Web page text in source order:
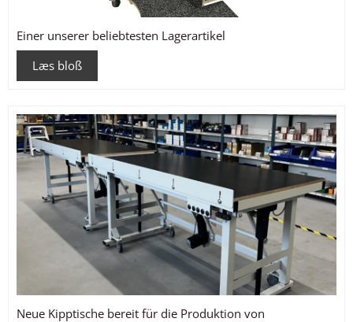
Einer unserer beliebtesten Lagerartikel
Læs bloß
Neue Kipptische bereit für die Produktion von